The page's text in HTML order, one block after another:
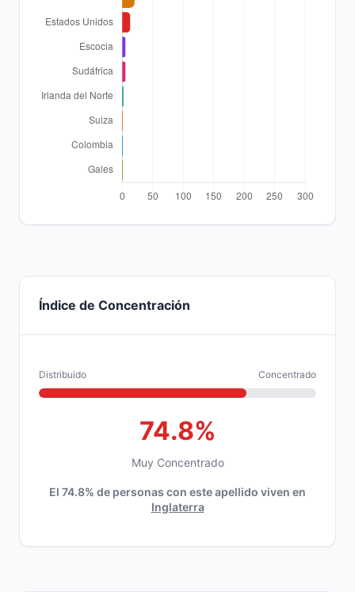
Índice de Concentración
Distribuido Concentrado
74.8%
Muy Concentrado
El 74.8% de personas con este apellido viven en
Inglaterra